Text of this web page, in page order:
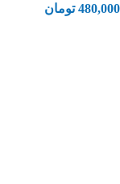
480,000 تومان